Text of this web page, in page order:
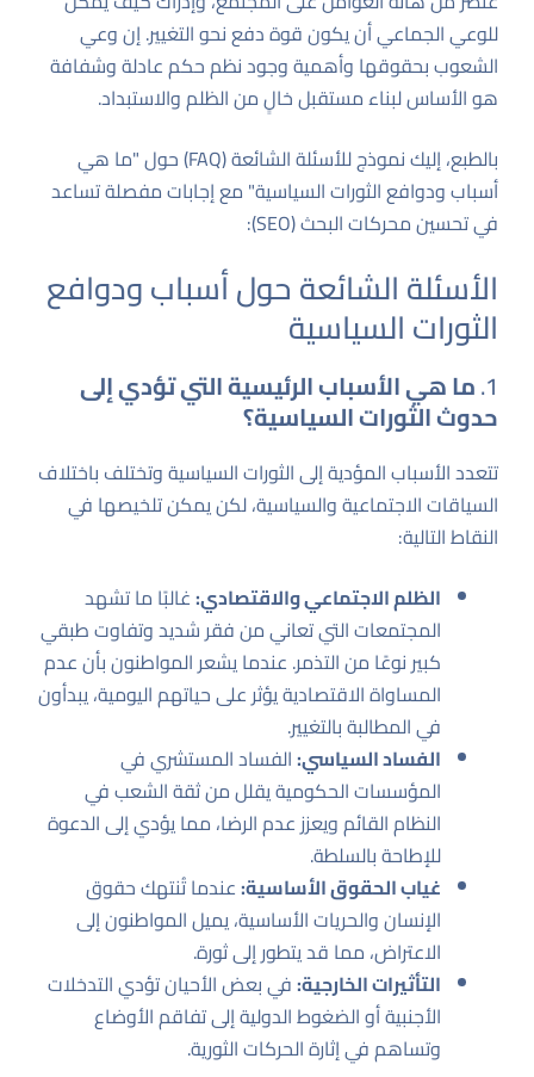
للوعي الجماعي أن يكون قوة دفع نحو التغيير. إن وعي
الشعوب بحقوقها وأهمية وجود نظم حكم عادلة وشفافة
هو الأساس لبناء مستقبل خالٍ من الظلم والاستبداد.
بالطبع، إليك نموذج للأسئلة الشائعة (FAQ) حول "ما هي
أسباب ودوافع الثورات السياسية" مع إجابات مفصلة تساعد
في تحسين محركات البحث (SEO):
الأسئلة الشائعة حول أسباب ودوافع
الثورات السياسية
1. ما هي الأسباب الرئيسية التي تؤدي إلى
حدوث الثورات السياسية؟
تتعدد الأسباب المؤدية إلى الثورات السياسية وتختلف باختلاف
السياقات الاجتماعية والسياسية، لكن يمكن تلخيصها في
النقاط التالية:
الظلم الاجتماعي والاقتصادي:غالبًا ما تشهد
المجتمعات التي تعاني من فقر شديد وتفاوت طبقي
كبير نوعًا من التذمر. عندما يشعر المواطنون بأن عدم
المساواة الاقتصادية يؤثر على حياتهم اليومية، يبدأون
في المطالبة بالتغيير.
الفساد السياسي:الفساد المستشري في
المؤسسات الحكومية يقلل من ثقة الشعب في
النظام القائم ويعزز عدم الرضا، مما يؤدي إلى الدعوة
للإطاحة بالسلطة.
غياب الحقوق الأساسية:عندما تُنتهك حقوق
الإنسان والحريات الأساسية، يميل المواطنون إلى
الاعتراض، مما قد يتطور إلى ثورة.
التأثيرات الخارجية:في بعض الأحيان تؤدي التدخلات
الأجنبية أو الضغوط الدولية إلى تفاقم الأوضاع
وتساهم في إثارة الحركات الثورية.